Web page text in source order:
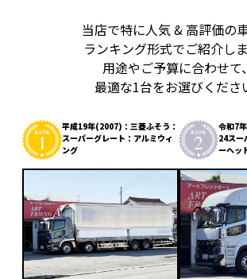
当店で特に人気 & 高評価の
ランキング形式でご紹介しま
用途やご予算に合わせて、
最適な1台をお選びくださ
平成19年(2007)：三菱ふそう：
スーパーグレート：アルミウィ
ング
令和7
24スー
ーヘッ